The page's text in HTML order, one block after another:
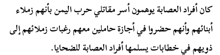
كان أفراد العصابة يوهمون أسر مقاتلي حرب اليمن بأنهم زملاء
أبنائهم وأنهم حضروا في أجازة حاملين معهم رغبات زملائهم إلى
ذويهم في خطابات يسلمها أفراد العصابة للضحايا.